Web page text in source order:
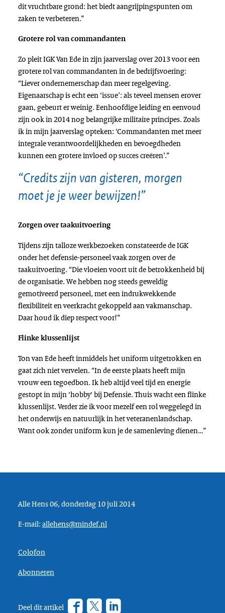
dit vruchtbare grond: het biedt aangrijpingspunten om
zaken te verbeteren.”
Grotere rol van commandanten
Zo pleit IGK Van Ede in zijn jaarverslag over 2013 voor een
grotere rol van commandanten in de bedrijfsvoering:
“Liever ondernemerschap dan meer regelgeving.
Eigenaarschap is echt een ‘issue’: als teveel mensen erover
gaan, gebeurt er weinig. Eenhoofdige leiding en eenvoud
zijn ook in 2014 nog belangrijke militaire principes. Zoals
ik in mijn jaarverslag opteken: ‘Commandanten met meer
integrale verantwoordelijkheden en bevoegdheden
kunnen een grotere invloed op succes creëren’.”
“Credits zijn van gisteren, morgen
moet je je weer bewijzen!”
Zorgen over taakuitvoering
Tijdens zijn talloze werkbezoeken constateerde de IGK
onder het defensie-personeel vaak zorgen over de
taakuitvoering. “Die vloeien voort uit de betrokkenheid bij
de organisatie. We hebben nog steeds geweldig
gemotiveerd personeel, met een indrukwekkende
flexibiliteit en veerkracht gekoppeld aan vakmanschap.
Daar houd ik diep respect voor!”
Flinke klussenlijst
Ton van Ede heeft inmiddels het uniform uitgetrokken en
gaat zich niet vervelen. “In de eerste plaats heeft mijn
vrouw een tegoedbon. Ik heb altijd veel tijd en energie
gestopt in mijn 'hobby' bij Defensie. Thuis wacht een flinke
klussenlijst. Verder zie ik voor mezelf een rol weggelegd in
het onderwijs en natuurlijk in het veteranenlandschap.
Want ook zonder uniform kun je de samenleving dienen…”
Alle Hens 06, donderdag 10 juli 2014
E-mail: allehens@mindef.nl
Colofon
Abonneren
Deel dit artikel
Facebook
Twitter???